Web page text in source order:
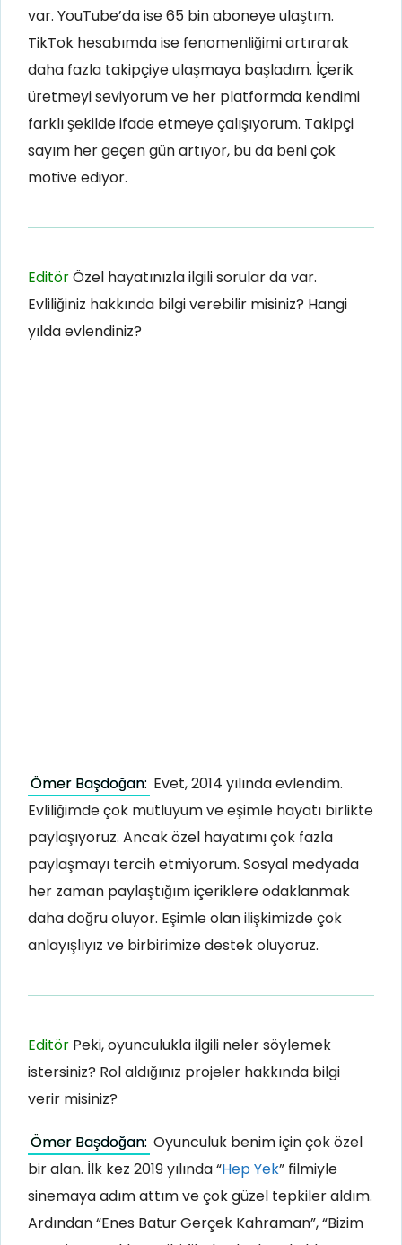
var. YouTube’da ise 65 bin aboneye ulaştım.
TikTok hesabımda ise fenomenliğimi artırarak
daha fazla takipçiye ulaşmaya başladım. İçerik
üretmeyi seviyorum ve her platformda kendimi
farklı şekilde ifade etmeye çalışıyorum. Takipçi
sayım her geçen gün artıyor, bu da beni çok
motive ediyor.
EditörÖzel hayatınızla ilgili sorular da var.
Evliliğiniz hakkında bilgi verebilir misiniz? Hangi
yılda evlendiniz?
Ömer Başdoğan: Evet, 2014 yılında evlendim.
Evliliğimde çok mutluyum ve eşimle hayatı birlikte
paylaşıyoruz. Ancak özel hayatımı çok fazla
paylaşmayı tercih etmiyorum. Sosyal medyada
her zaman paylaştığım içeriklere odaklanmak
daha doğru oluyor. Eşimle olan ilişkimizde çok
anlayışlıyız ve birbirimize destek oluyoruz.
Editör Peki, oyunculukla ilgili neler söylemek
istersiniz? Rol aldığınız projeler hakkında bilgi
verir misiniz?
Ömer Başdoğan: Oyunculuk benim için çok özel
bir alan. İlk kez 2019 yılında “Hep Yek” filmiyle
sinemaya adım attım ve çok güzel tepkiler aldım.
Ardından “Enes Batur Gerçek Kahraman”, “Bizim